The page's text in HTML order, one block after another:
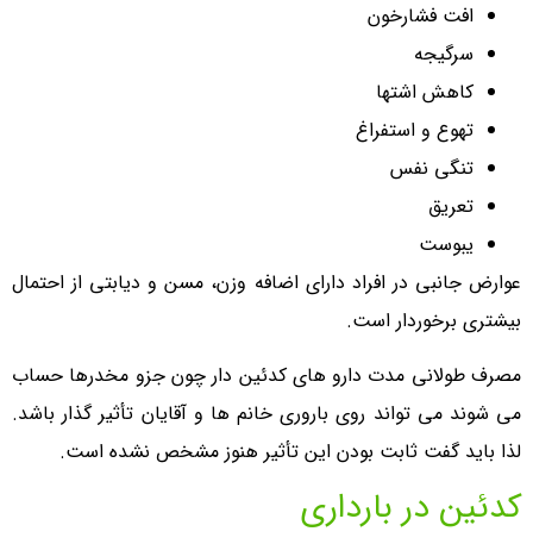
افت فشارخون
سرگیجه
کاهش اشتها
تهوع و استفراغ
تنگی نفس
تعریق
یبوست
عوارض جانبی در افراد دارای اضافه وزن، مسن و دیابتی از احتمال
بیشتری برخوردار است.
مصرف طولانی مدت دارو های کدئین دار چون جزو مخدرها حساب
می شوند می تواند روی باروری خانم ها و آقایان تأثیر گذار باشد.
لذا باید گفت ثابت بودن این تأثیر هنوز مشخص نشده است.
کدئین در بارداری